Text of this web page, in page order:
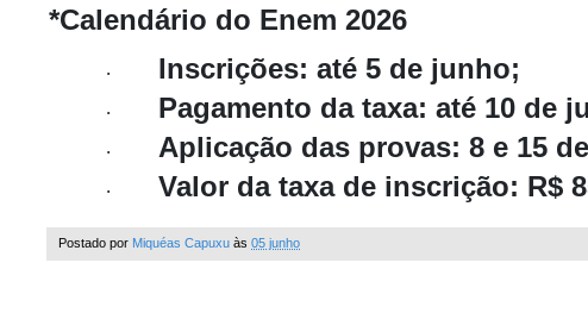
*Calendário do Enem 2026
· Inscrições: até 5 de junho;
· Pagamento da taxa: até 10 de
· Aplicação das provas: 8 e 15
· Valor da taxa de inscrição: R$
Postado por Miquéas Capuxu às 05 junho